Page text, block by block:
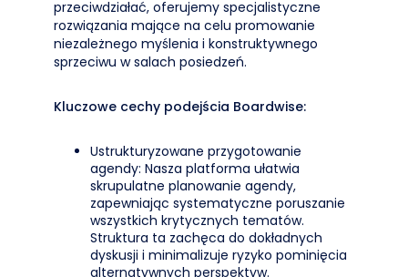
przeciwdziałać, oferujemy specjalistyczne
rozwiązania mające na celu promowanie
niezależnego myślenia i konstruktywnego
sprzeciwu w salach posiedzeń.
Kluczowe cechy podejścia Boardwise:
Ustrukturyzowane przygotowanie
agendy: Nasza platforma ułatwia
skrupulatne planowanie agendy,
zapewniając systematyczne poruszanie
wszystkich krytycznych tematów.
Struktura ta zachęca do dokładnych
dyskusji i minimalizuje ryzyko pominięcia
alternatywnych perspektyw.